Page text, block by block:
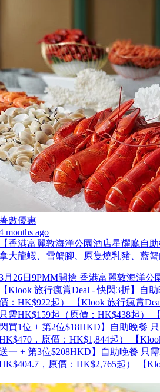
數優惠
months ago
香港富麗敦海洋公園酒店星耀廳自
大龍蝦、雪蟹腳、原隻燒乳豬、藍
月26日9PMM開搶 香港富麗敦海洋公
Klook 旅行瘋賞Deal - 快閃3折】自
：HK$922起） 【Klook 旅行瘋賞
需HK$159起（原價：HK$438起）
買1位 + 第2位$18HKD】自助晚餐
，原價：HK$1,844起） 【
一 + 第3位$208HKD】自助晚餐 只需
，原價：HK$2,765起） 【